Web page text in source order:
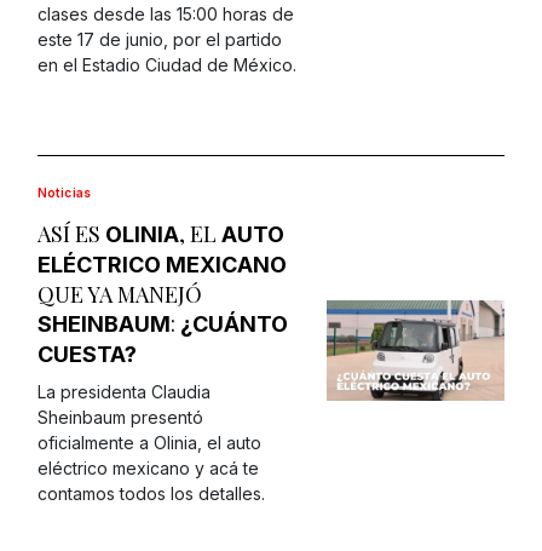
clases desde las 15:00 horas de
este 17 de junio, por el partido
en el Estadio Ciudad de México.
Noticias
ASÍ ES OLINIA, EL AUTO
ELÉCTRICO MEXICANO
QUE YA MANEJÓ
SHEINBAUM: ¿CUÁNTO
CUESTA?
La presidenta Claudia
Sheinbaum presentó
oficialmente a Olinia, el auto
eléctrico mexicano y acá te
contamos todos los detalles.